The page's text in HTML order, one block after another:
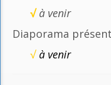
√ à venir
Diaporama
√à venir